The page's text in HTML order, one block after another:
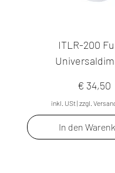
ITLR-200
Preis
€ 34,50
inkl. USt|zzgl.
In den